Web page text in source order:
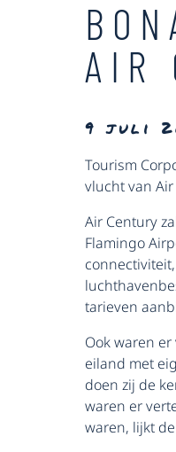
AIR
9 juli
Tourism
vlucht van
Air Century
Flamingo
tarieven
Ook waren
eiland met
doen zij de
waren er
waren, lijkt